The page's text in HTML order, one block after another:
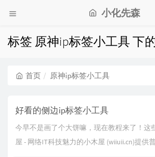
小化先森
标签 原神ip标签小工具 下
首页 原神ip标签小工具
好看的侧边ip标签小工具
今早不是画了个大饼嘛，现在教程来了！这
屋 - 网络IT科技魅力的小木屋 (wiiuii.cn)提供